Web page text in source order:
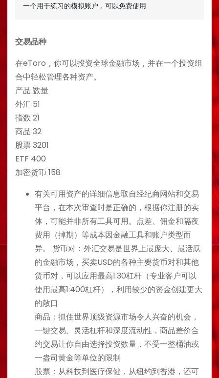
一个用于练习的模拟账户，可以免费使用
交易品种
在eToro，你可以投资全球金融市场，并在一个投资组
合中轻松管理各种资产。
产品 数量
外汇 51
指数 21
商品 32
股票 3201
ETF 400
加密货币 158
有关可用资产的详细信息取自经纪商网站和交易
平台，在本次审查时是正确的，根据你注册的实
体，可能并非所有工具可用。点差、佣金和隔夜
费用（掉期）等成本因金融工具和账户类型而
异。 货币对：外汇交易是世界上最庞大、最活跃
的金融市场，买卖USD的各种主要货币对和其他
货币对，可以应用最高1:30杠杆（专业客户可以
使用最高1:400杠杆），利用较少的资金创建更大
的敞口
商品：抓住世界顶级资源市场令人兴奋的机会，
一键交易、灵活杠杆和深度流动性，商品差价合
约交易让你自由选择投资数量，不受一整桶油或
一盎司黄金等单位的限制
股票：从科技到医疗保健，从纽约到香港，还可